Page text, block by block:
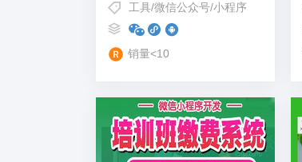
工具/微信公众号/小程序
销量<10